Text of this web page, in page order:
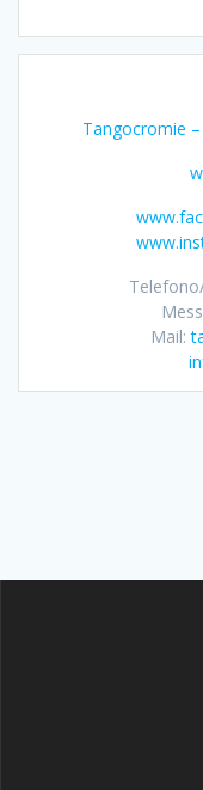
Tangocromie
Mail: